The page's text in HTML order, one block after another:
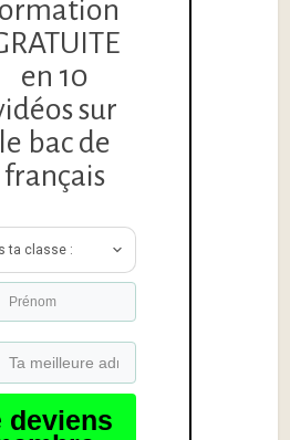
en 10
sur
le bac de
français
ta classe :
deviens